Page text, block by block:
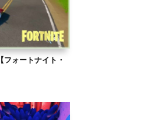
ォートナイト・